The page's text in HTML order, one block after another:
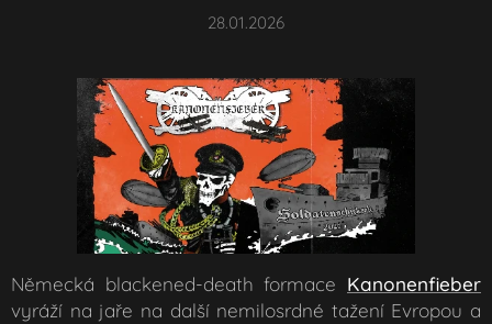
28.01.2026
Německá blackened-death formace Kanonenfieber
vyráží na jaře na další nemilosrdné tažení Evropou a